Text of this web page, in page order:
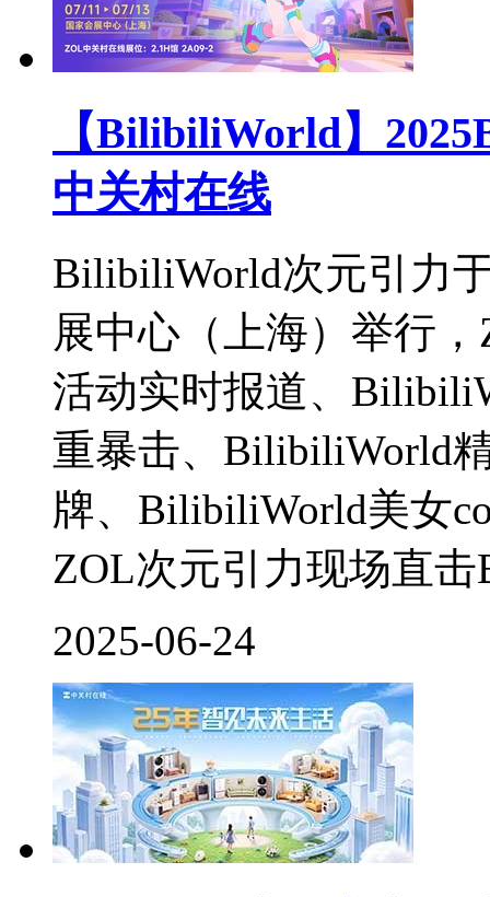
【BilibiliWorld】
中关村在线
BilibiliWorld次元引力
展中心（上海）举行
活动实时报道、
重暴击、BilibiliWorld
牌、BilibiliWorld美女
ZOL次元引力现场直
2025-06-24